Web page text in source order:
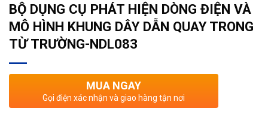
BỘ DỤNG CỤ PHÁT HIỆN DÒNG ĐIỆN VÀ
MÔ HÌNH KHUNG DÂY DẪN QUAY TRONG
TỪ TRƯỜNG-NDL083
MUA NGAY
Gọi điện xác nhận và giao hàng tận nơi